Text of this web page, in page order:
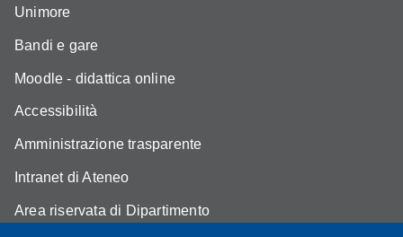
Unimore
Bandi e gare
Moodle - didattica online
Accessibilità
Amministrazione trasparente
Intranet di Ateneo
Area riservata di Dipartimento